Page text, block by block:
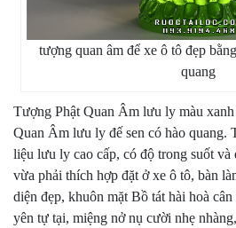
tượng quan âm để xe ô tô đẹp
quang
Tượng Phật Quan Âm lưu ly màu
Quan Âm lưu ly đế sen có hào quang.
liệu lưu ly cao cấp, có độ trong suốt
vừa phải thích hợp đặt ở xe ô tô, bàn
diện đẹp, khuôn mặt Bồ tát hài hoà
yên tự tại, miệng nở nụ cười nhẹ